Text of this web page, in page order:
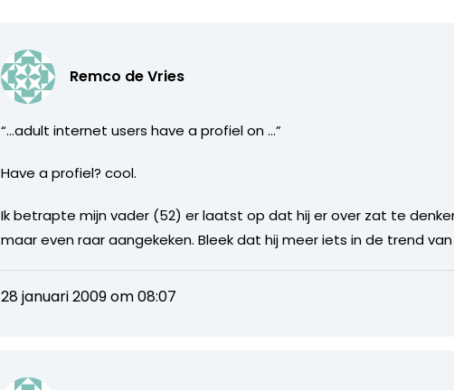
Remco de Vries
“…adult internet users have a profiel on …”
Have a profiel? cool.
Ik betrapte mijn vader (52) er laatst op dat hij er over zat te
maar even raar aangekeken. Bleek dat hij meer iets in de trend
28 januari 2009 om 08:07